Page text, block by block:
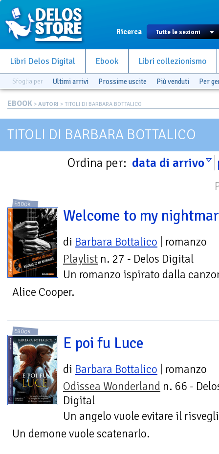
Ricerca
Libri Delos Digital Ebook Libri collezionismo
Sfoglia per Ultimi arrivi Prossime uscite Più venduti Per
EBOOK > AUTORI > TITOLI DI BARBARA BOTTALICO
TITOLI DI BARBARA BOTTALICO
Ordina per: data di arrivo
EBOOK
Welcome to my
di Barbara Bottalico | romanzo
Playlist n. 27 - Delos Digital
Un romanzo ispirato dalla
Alice Cooper.
EBOOK
E poi fu Luce
di Barbara Bottalico | romanzo
Odissea Wonderland n. 66 -
Digital
Un angelo vuole evitare il
Un demone vuole scatenarlo.